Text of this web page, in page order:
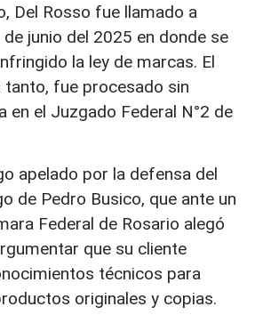
Del Rosso fue llamado a
junio del 2025 en donde se
la ley de marcas. El
tanto, fue procesado sin
en el Juzgado Federal N°2 de
apelado por la defensa del
de Pedro Busico, que ante un
Federal de Rosario alegó
que su cliente
técnicos para
originales y copias.